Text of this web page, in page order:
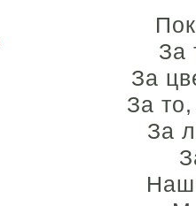
За
За
За
За
Наш